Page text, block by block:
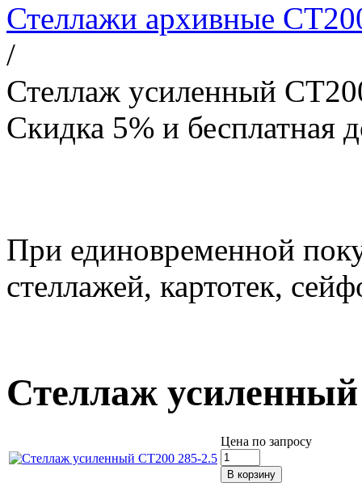
Стеллажи архивные
/
Стеллаж усиленный
Скидка 5% и бесплатная
При единовременной
стеллажей, картотек,
Стеллаж
Цена по запросу